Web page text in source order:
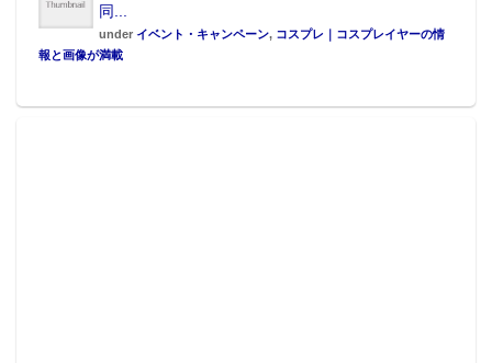
同...
under イベント・キャンペーン, コスプレ｜コスプレイヤーの情
報と画像が満載